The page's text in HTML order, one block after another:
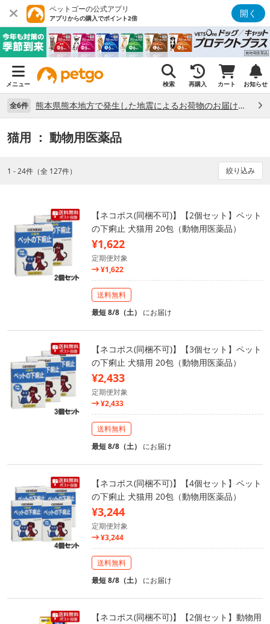
ペットゴーの公式アプリ
アプリからの購入でポイント2倍 開く
メニュー 検索 再購入 カート お知らせ
全6件 熊本県熊本地方で発生した地震によるお荷物のお届け状況について （7/28）
猫用 ： 動物用医薬品
1 - 24件（全 127件） 絞り込み
【ネコポス(同梱不可)】【2個セット】ペット
の下痢止 犬猫用 20包（動物用医薬品）
¥1,622
定期便対象
¥1,622
送料無料
最短 8/8（土） にお届け
【ネコポス(同梱不可)】【3個セット】ペット
の下痢止 犬猫用 20包（動物用医薬品）
¥2,433
定期便対象
¥2,433
送料無料
最短 8/8（土） にお届け
【ネコポス(同梱不可)】【4個セット】ペット
の下痢止 犬猫用 20包（動物用医薬品）
¥3,244
定期便対象
¥3,244
送料無料
最短 8/8（土） にお届け
【ネコポス(同梱不可)】【2個セット】動物用